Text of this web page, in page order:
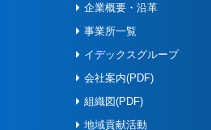
企業概要・沿革
事業所一覧
イデックスグループ
会社案内(PDF)
組織図(PDF)
地域貢献活動